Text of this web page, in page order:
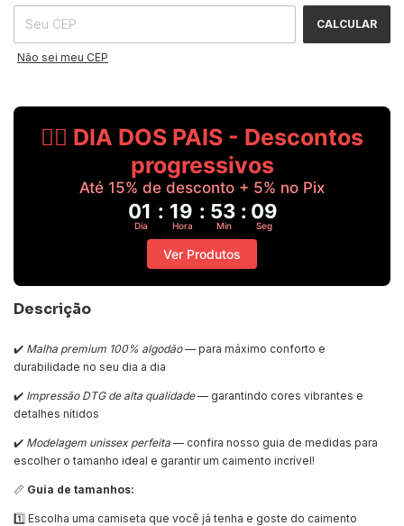
CALCULAR
Não sei meu CEP
🧔‍♂️ DIA DOS PAIS - Descontos
progressivos
Até 15% de desconto + 5% no Pix
01 : 19 : 53 : 08
Dia Hora Min Seg
Ver Produtos
Descrição
✔️ Malha premium 100% algodão— para máximo conforto e
durabilidade no seu dia a dia
✔️ Impressão DTG de alta qualidade— garantindo cores vibrantes e
detalhes nítidos
✔️ Modelagem unissex perfeita — confira nosso guia de medidas para
escolher o tamanho ideal e garantir um caimento incrível!
📏 Guia de tamanhos:
1️⃣ Escolha uma camiseta que você já tenha e goste do caimento